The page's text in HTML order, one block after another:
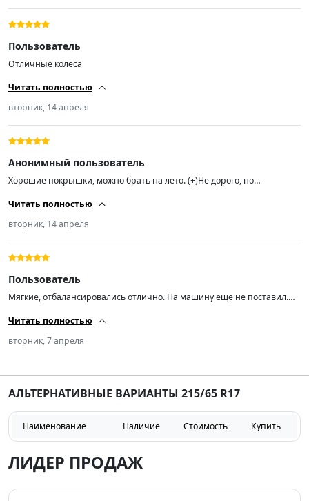
Пользователь
Отличные колёса
Читать полностью
вторник, 14 апреля
Анонимный пользователь
Хорошие покрышки, можно брать на лето. (+)Не дорого, но
довольно быстро изнашиваются.
Читать полностью
вторник, 14 апреля
Пользователь
Мягкие, отбалансировались отлично. На машину еще не поставил.
Читать полностью
вторник, 7 апреля
АЛЬТЕРНАТИВНЫЕ ВАРИАНТЫ 215/65 R17
Наименование Наличие Стоимость Купить
ЛИДЕР ПРОДАЖ